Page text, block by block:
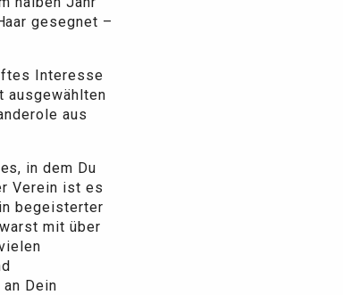
gesegnet –
Interesse
ausgewählten
aus
in dem Du
Verein ist es
begeisterter
mit über
Dein